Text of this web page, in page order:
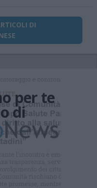
DI
per te
di
alla